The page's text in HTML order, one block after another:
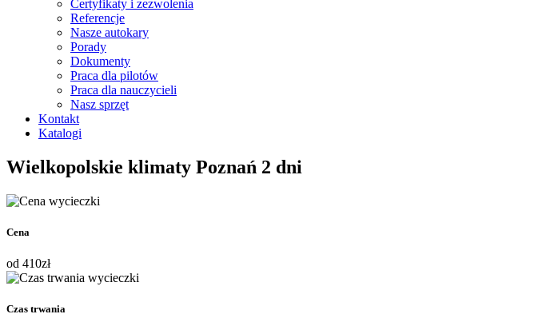
Certyfikaty i zezwolenia
Referencje
Nasze autokary
Porady
Dokumenty
Praca dla pilotów
Praca dla nauczycieli
Nasz sprzęt
Kontakt
Katalogi
Wielkopolskie klimaty Poznań 2 dni
Cena
od 410zł
Czas trwania